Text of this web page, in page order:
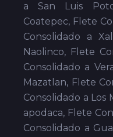
a San Luis
Coatepec, Flete
Consolidado a
Naolinco, Flete
Consolidado a
Mazatlan, Flete
Consolidado a Los
apodaca, Flete
Consolidado a